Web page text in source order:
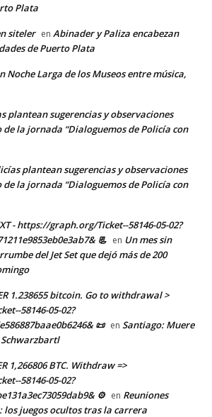
Plata
siteler en Abinader y Paliza encabezan
de Puerto Plata
Noche Larga de los Museos entre música,
plantean sugerencias y observaciones
la jornada “Dialoguemos de Policía con
plantean sugerencias y observaciones
la jornada “Dialoguemos de Policía con
- https://graph.org/Ticket--58146-05-02?
📃 en Un mes sin
del Jet Set que dejó más de 200
1.238655 bitcoin. Go to withdrawal >
58146-05-02?
📜 en Santiago: Muere
1,266806 BTC. Withdraw =>
58146-05-02?
⚙ en Reuniones
los juegos ocultos tras la carrera